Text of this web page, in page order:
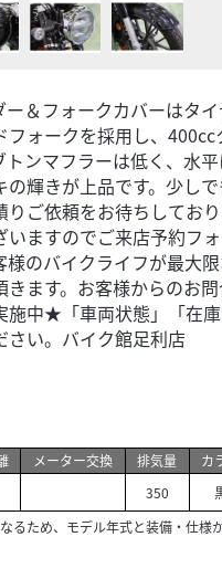
＆フォークカバーはタ
フォークを採用し、
トンマフラーは低く、水
輝きが上品です。少し
りご依頼をお待ちしてお
いますのでご来店予約フ
様のバイクライフが最大
きます。お客様からのお
施中★「車両状態」「在
さい。バイク館足利
メーター交換
排気量
350
カ
ため、モデル年式と装備・仕様